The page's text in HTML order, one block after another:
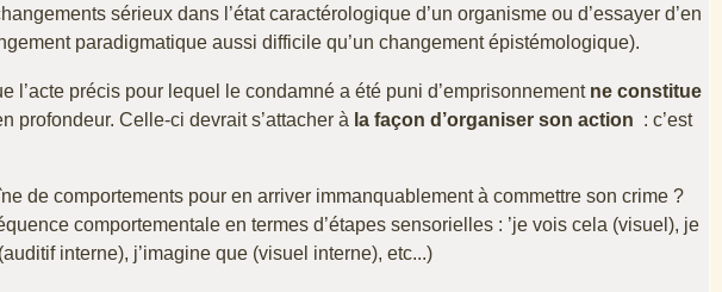
sérieux dans l’état caractérologique d’un organisme ou d’essayer d’en
paradigmatique aussi difficile qu’un changement épistémologique).
l’acte précis pour lequel le condamné a été puni d’emprisonnement ne constitue
profondeur. Celle-ci devrait s’attacher à la façon d’organiser son action : c’est
de comportements pour en arriver immanquablement à commettre son crime ?
comportementale en termes d’étapes sensorielles : ’je vois cela (visuel), je
interne), j’imagine que (visuel interne), etc...)